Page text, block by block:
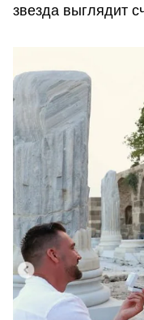
звезда выглядит